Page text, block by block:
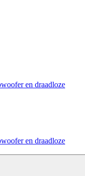
en draadloze
en draadloze